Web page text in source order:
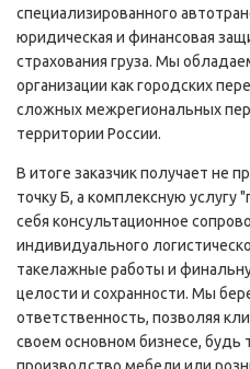
специализированного
юридическая и финансовая
страхования груза. Мы
организации как городских
сложных межрегиональных
территории России.
В итоге заказчик получает не
точку Б, а комплексную услугу
себя консультационное
индивидуального
такелажные работы и
целости и сохранности. Мы
ответственность, позволяя
своем основном бизнесе, будь